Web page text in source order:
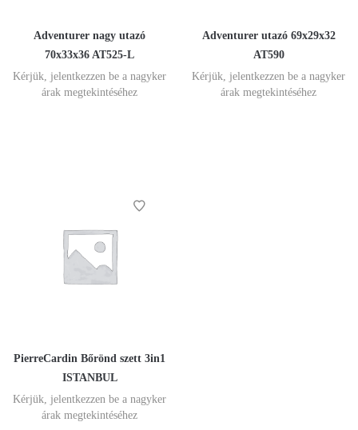
Adventurer nagy utazó
70x33x36 AT525-L
Kérjük, jelentkezzen be a nagyker
árak megtekintéséhez
Adventurer utazó 69x29x32
AT590
Kérjük, jelentkezzen be a nagyker
árak megtekintéséhez
PierreCardin Bőrönd szett 3in1
ISTANBUL
Kérjük, jelentkezzen be a nagyker
árak megtekintéséhez